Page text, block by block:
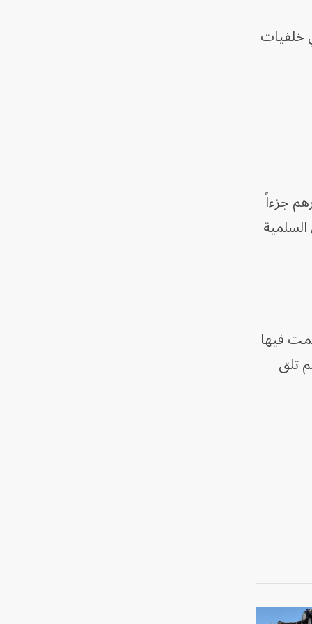
خلفيات
جزءاً
فيها
تلق